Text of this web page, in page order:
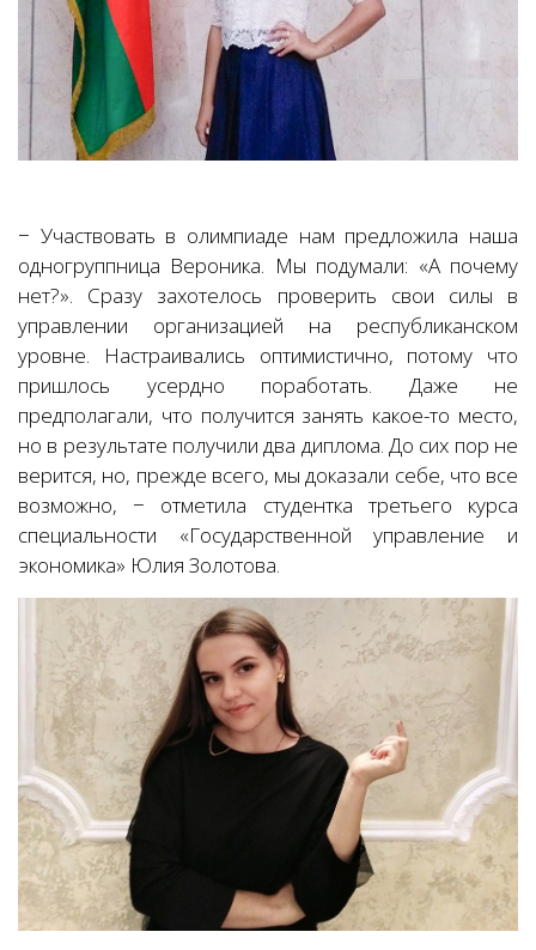
− Участвовать в олимпиаде нам предложила наша
одногруппница Вероника. Мы подумали: «А почему
нет?». Сразу захотелось проверить свои силы в
управлении организацией на республиканском
уровне. Настраивались оптимистично, потому что
пришлось усердно поработать. Даже не
предполагали, что получится занять какое-то место,
но в результате получили два диплома. До сих пор не
верится, но, прежде всего, мы доказали себе, что все
возможно, − отметила студентка третьего курса
специальности «Государственной управление и
экономика» Юлия Золотова.